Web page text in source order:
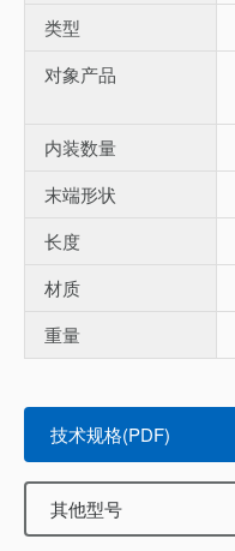
类型
对象产品
内装数量
末端形状
长度
材质
重量
技术规格(PDF)
其他型号